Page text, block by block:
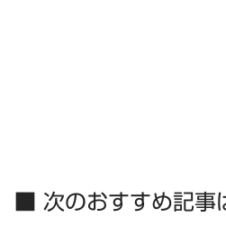
■ 次のおすすめ記事